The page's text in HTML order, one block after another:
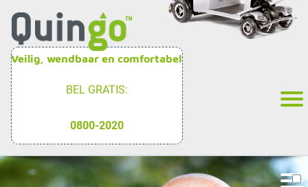
Veilig, wendbaar en comfortabel
BEL GRATIS:
0800-2020